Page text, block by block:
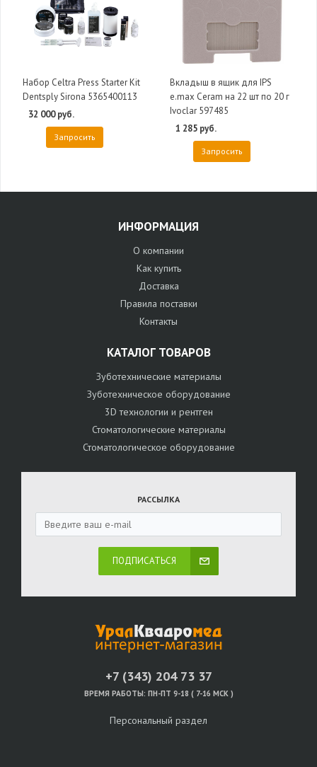
Набор Celtra Press Starter Kit
Dentsply Sirona 5365400113
32 000 руб.
Запросить
Вкладыш в ящик для IPS
e.max Ceram на 22 шт по 20 г
Ivoclar 597485
1 285 руб.
Запросить
ИНФОРМАЦИЯ
О компании
Как купить
Доставка
Правила поставки
Контакты
КАТАЛОГ ТОВАРОВ
Зуботехнические материалы
Зуботехническое оборудование
3D технологии и рентген
Стоматологические материалы
Стоматологическое оборудование
РАССЫЛКА
ПОДПИСАТЬСЯ
+7 (343) 204 73 37
ВРЕМЯ РАБОТЫ: ПН-ПТ 9-18 ( 7-16 МСК )
Персональный раздел